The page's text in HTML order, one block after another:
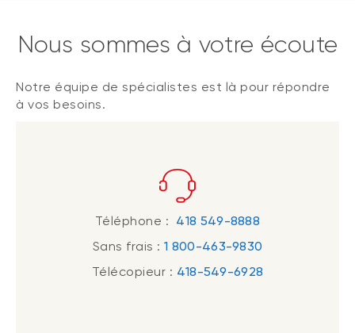
Nous sommes à votre écoute
Notre équipe de spécialistes est là pour répondre
à vos besoins.
Téléphone : 418 549-8888
Sans frais :1 800-463-9830
Télécopieur : 418-549-6928